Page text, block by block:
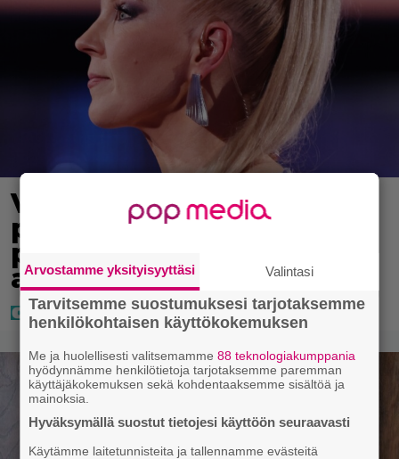
Vappu Pimiä sai huonoa
palvelua ravintolassa –
pettyi siellä kahteen
asiaan
Arvostamme yksityisyyttäsi Valintasi
Tarvitsemme suostumuksesi tarjotaksemme
henkilökohtaisen käyttökokemuksen
Me ja huolellisesti valitsemamme88 teknologiakumppania
hyödynnämme henkilötietoja tarjotaksemme paremman
käyttäjäkokemuksen sekä kohdentaaksemme sisältöä ja
mainoksia.
Hyväksymällä suostut tietojesi käyttöön seuraavasti
Käytämme laitetunnisteita ja tallennamme evästeitä